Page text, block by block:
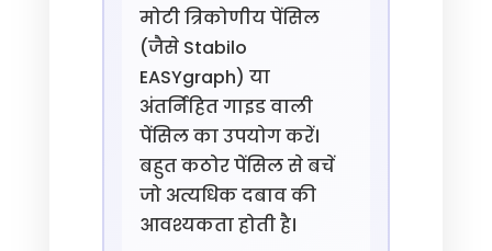
मोटी त्रिकोणीय पेंसिल
(जैसे Stabilo
EASYgraph) या
अंतर्निहित गाइड वाली
पेंसिल का उपयोग करें।
बहुत कठोर पेंसिल से बचें
जो अत्यधिक दबाव की
आवश्यकता होती है।